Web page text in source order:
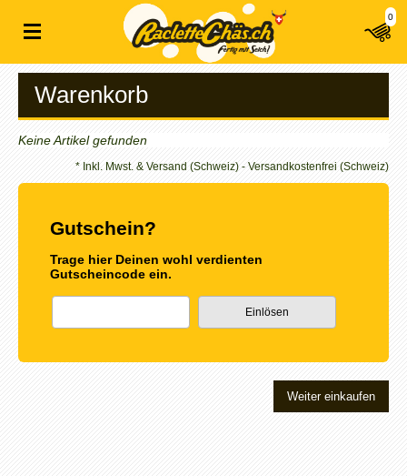
0
Warenkorb
Keine Artikel gefunden
* Inkl. Mwst. & Versand (Schweiz) - Versandkostenfrei (Schweiz)
Gutschein?
Trage hier Deinen wohl verdienten
Gutscheincode ein.
Weiter einkaufen